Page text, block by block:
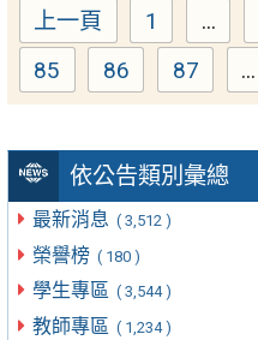
依公告類別彙總
最新消息 ( 3,512 )
榮譽榜 ( 180 )
學生專區 ( 3,544 )
教師專區 ( 1,234 )
上一頁 Page
1 ...
Page
85 Page
86 Page
87 ...